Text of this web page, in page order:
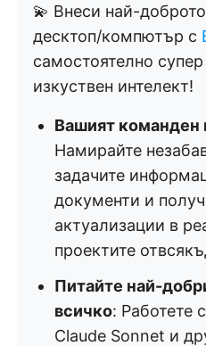
💫 Внеси най-
десктоп/компютър с
самостоятелно
изкуствен интелект!
Вашият команден
Намирайте
задачите
документи и
актуализации в
проектите
Питайте най-
всичко: Работете
Claude Sonnet и